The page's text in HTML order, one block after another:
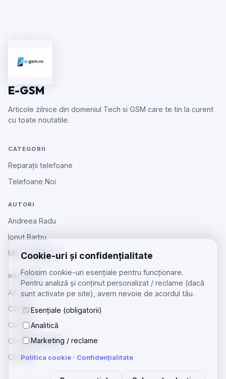
Cookie-uri și confidențialitate
Folosim cookie-uri esențiale pentru funcționare.
Pentru analiză și conținut personalizat / reclame (dacă
sunt activate pe site), avem nevoie de acordul tău.
Esențiale (obligatorii)
Analitică
Marketing / reclame
Politica cookie · Confidențialitate
E-GSM
Articole zilnice din domeniul Tech si GSM care te tin la curent
cu toate noutatile.
CATEGORII
Reparații telefoane
Telefoane Noi
AUTORI
Andreea Radu
Ionut Barbu
Mircea Aiftincăi
NAVIGARE
Acasă
Căutare
Contact
Confidențialitate
Cookie